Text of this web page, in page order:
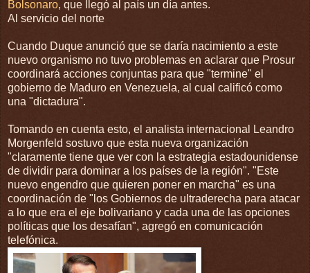
Bolsonaro, que llegó al país un día antes.
Al servicio del norte
Cuando Duque anunció que se daría nacimiento a este
nuevo organismo no tuvo problemas en aclarar que Prosur
coordinará acciones conjuntas para que "termine" el
gobierno de Maduro en Venezuela, al cual calificó como
una "dictadura".
Tomando en cuenta esto, el analista internacional Leandro
Morgenfeld sostuvo que esta nueva organización
"claramente tiene que ver con la estrategia estadounidense
de dividir para dominar a los países de la región". "Este
nuevo engendro que quieren poner en marcha" es una
coordinación de "los Gobiernos de ultraderecha para atacar
a lo que era el eje bolivariano y cada una de las opciones
políticas que los desafían", agregó en comunicación
telefónica.